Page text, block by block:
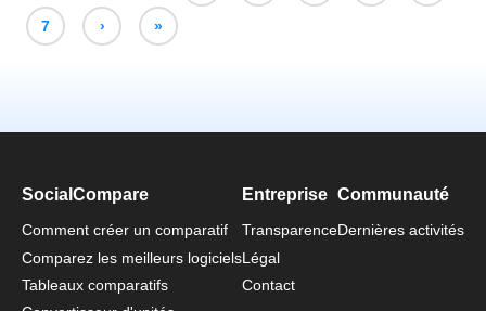
7 › »
SocialCompare
Comment créer un comparatif
Comparez les meilleurs logiciels
Tableaux comparatifs
Entreprise
Transparence
Légal
Contact
Communauté
Dernières activités